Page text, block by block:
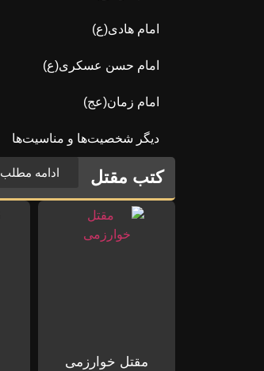
امام هادی(ع)
امام حسن عسکری(ع)
امام زمان(عج)
دیگر شخصیت‌ها و مناسیت‌ها
کتب مقتل ادامه مطلب
مقتل خوارزمی